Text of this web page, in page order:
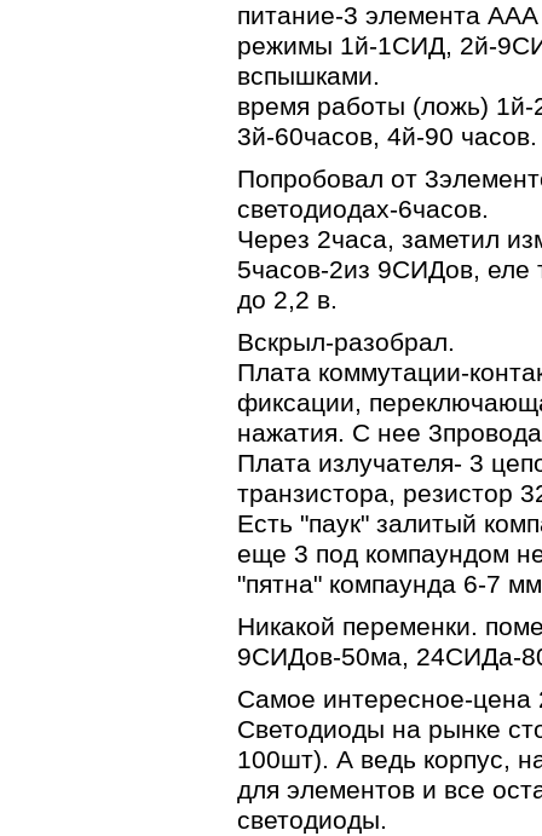
питание-3 элемента ААА
режимы 1й-1СИД, 2й-
вспышками.
время работы (ложь) 1й-
3й-60часов, 4й-90 часов.
Попробовал от
светодиодах-6часов.
Через 2часа, заметил
5часов-2из 9СИДов, еле
до 2,2 в.
Вскрыл-разобрал.
Плата коммутации-
фиксации,
нажатия. С нее
Плата излучателя- 3
транзистора, резистор
Есть "паук" залитый
еще 3 под компаундом
"пятна" компаунда 6-7
Никакой переменки.
9СИДов-50ма, 24СИДа-
Самое интересное-цена
Светодиоды на рынке
100шт). А ведь корпус,
для элементов и все
светодиоды.